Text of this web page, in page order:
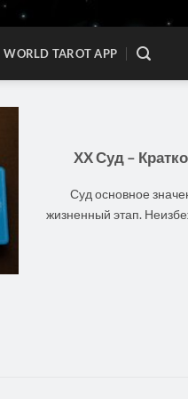
WORLD TAROT APP
ХХ Суд –
Суд основное
жизненный этап.